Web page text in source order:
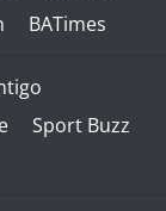
BATimes
Sport Buzz